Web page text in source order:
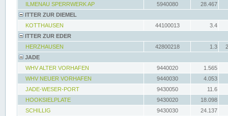
ILMENAU SPERRWERK AP
5940080
28.467
ITTER ZUR DIEMEL
KOTTHAUSEN
44100013
3.4
ITTER ZUR EDER
HERZHAUSEN
42800218 1.3
JADE
WHV ALTER VORHAFEN
9440020
1.565
WHV NEUER VORHAFEN
9440030
4.053
JADE-WESER-PORT
9430050
11.6
HOOKSIELPLATE
9430020
18.098
SCHILLIG
9430030
24.137